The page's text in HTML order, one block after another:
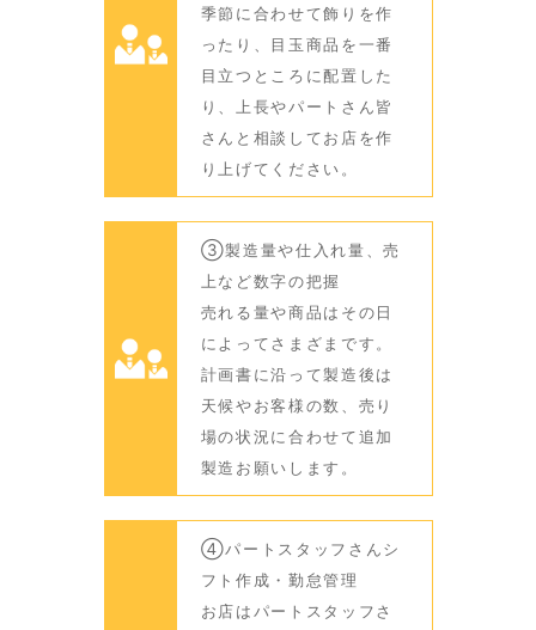
季節に合わせて飾りを作
ったり、目玉商品を一番
目立つところに配置した
り、上長やパートさん皆
さんと相談してお店を作
り上げてください。
③製造量や仕入れ量、売
上など数字の把握
売れる量や商品はその日
によってさまざまです。
計画書に沿って製造後は
天候やお客様の数、売り
場の状況に合わせて追加
製造お願いします。
④パートスタッフさんシ
フト作成・勤怠管理
お店はパートスタッフさ